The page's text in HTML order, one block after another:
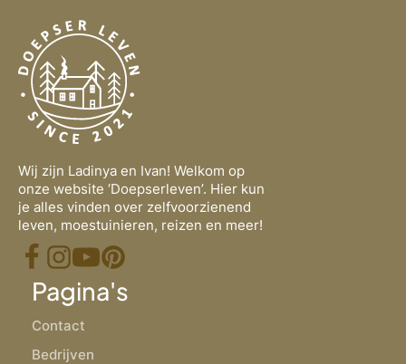
Wij zijn Ladinya en Ivan! Welkom op
onze website ‘Doepserleven’. Hier kun
je alles vinden over zelfvoorzienend
leven, moestuinieren, reizen en meer!
Pagina's
Contact
Bedrijven